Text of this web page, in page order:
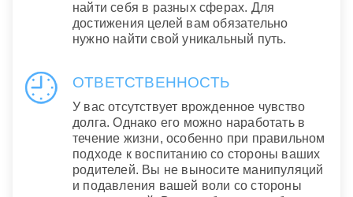
найти себя в разных сферах. Для
достижения целей вам обязательно
нужно найти свой уникальный путь.
ОТВЕТСТВЕННОСТЬ
У вас отсутствует врожденное чувство
долга. Однако его можно наработать в
течение жизни, особенно при правильном
подходе к воспитанию со стороны ваших
родителей. Вы не выносите манипуляций
и подавления вашей воли со стороны